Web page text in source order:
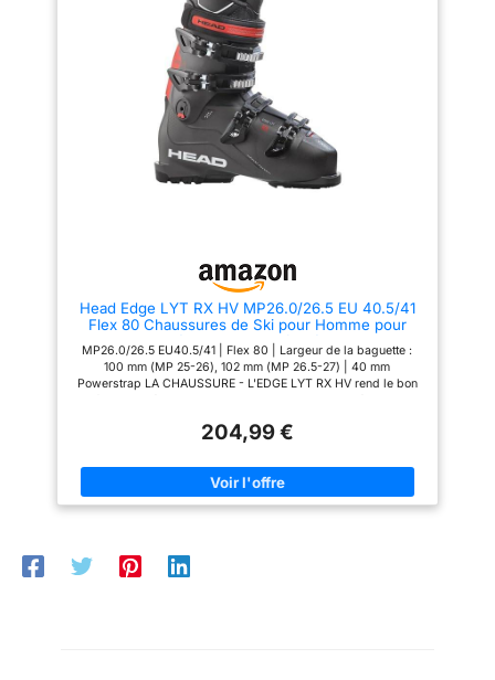
Head Edge LYT RX HV MP26.0/26.5 EU 40.5/41
Flex 80 Chaussures de Ski pour Homme pour
débutants et confirmés
MP26.0/26.5 EU40.5/41 | Flex 80 | Largeur de la baguette :
100 mm (MP 25-26), 102 mm (MP 26.5-27) | 40 mm
Powerstrap LA CHAUSSURE - L'EDGE LYT RX HV rend le bon
pour progresser rapidement. Confort - Grâce à son poids
Edge LYT, cette chaussure offre un contrôle maximal, une
réactivité et un rebond avec un minimum d'effort. Grâce à
l'entrée légère, à la doublure en polaire et à la forme
construction éprouvée qui permet d'économiser de l'énergie.
204,99 €